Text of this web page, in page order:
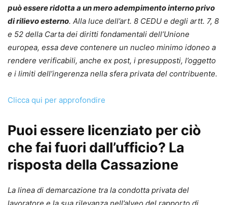
può essere ridotta a un mero adempimento interno privo
di rilievo esterno. Alla luce dell’art. 8 CEDU e degli artt. 7, 8
e 52 della Carta dei diritti fondamentali dell’Unione
europea, essa deve contenere un nucleo minimo idoneo a
rendere verificabili, anche ex post, i presupposti, l’oggetto
e i limiti dell’ingerenza nella sfera privata del contribuente.
Clicca qui per approfondire
Puoi essere licenziato per ciò
che fai fuori dall’ufficio? La
risposta della Cassazione
La linea di demarcazione tra la condotta privata del